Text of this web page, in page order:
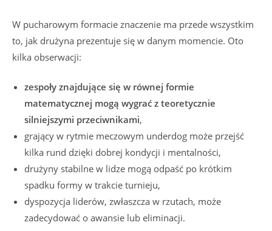
W pucharowym formacie znaczenie ma przede wszystkim
to, jak drużyna prezentuje się w danym momencie. Oto
kilka obserwacji:
zespoły znajdujące się w równej formie
matematycznej mogą wygrać z teoretycznie
silniejszymi przeciwnikami,
grający w rytmie meczowym underdog może przejść
kilka rund dzięki dobrej kondycji i mentalności,
drużyny stabilne w lidze mogą odpaść po krótkim
spadku formy w trakcie turnieju,
dyspozycja liderów, zwłaszcza w rzutach, może
zadecydować o awansie lub eliminacji.